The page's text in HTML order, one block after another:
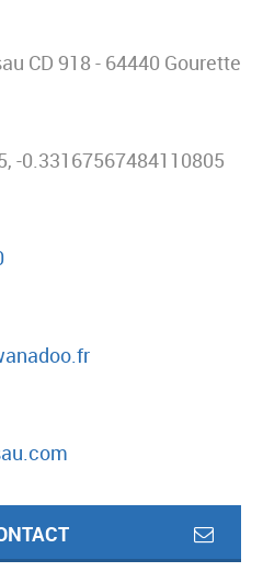
CD 918 - 64440 Gourette
-0.33167567484110805